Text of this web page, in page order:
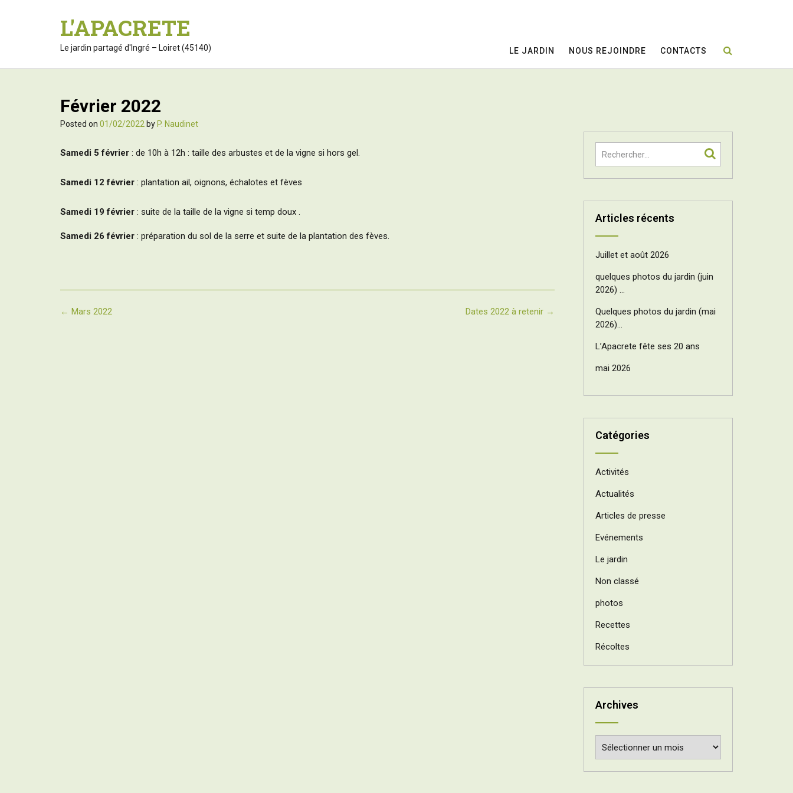
o
L'APACRETE
Le jardin partagé d'Ingré – Loiret (45140) LE JARDIN NOUS REJOINDRE CONTACTS
Février 2022
Posted on 01/02/2022 by P. Naudinet
Samedi 5 février : de 10h à 12h : taille des arbustes et de la vigne si hors gel.
Samedi 12 février : plantation ail, oignons, échalotes et fèves
Samedi 19 février : suite de la taille de la vigne si temp doux .
Samedi 26 février : préparation du sol de la serre et suite de la plantation des fèves.
Post
Dates 2022 à retenir →
← Mars 2022
Articles récents
Juillet et août 2026
quelques photos du jardin (juin
2026) …
Quelques photos du jardin (mai
2026)…
L’Apacrete fête ses 20 ans
mai 2026
Catégories
Activités
Actualités
Articles de presse
Evénements
Le jardin
Non classé
photos
Recettes
Récoltes
Archives
Archives